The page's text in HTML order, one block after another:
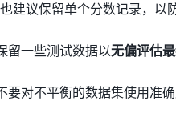
建议保留单个分数记录，以
留一些测试数据以无偏评估
要对不平衡的数据集使用准